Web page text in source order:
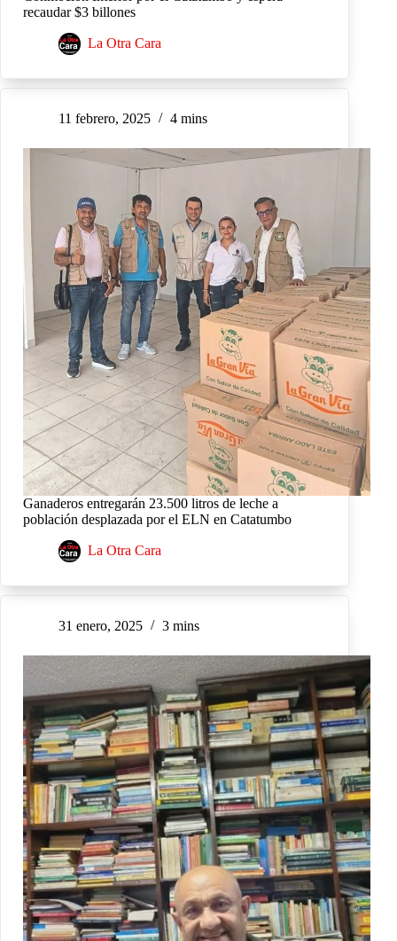
recaudar $3 billones
La Otra Cara
11 febrero, 2025 4 mins
Ganaderos entregarán 23.500 litros de leche a
población desplazada por el ELN en Catatumbo
La Otra Cara
31 enero, 2025 3 mins